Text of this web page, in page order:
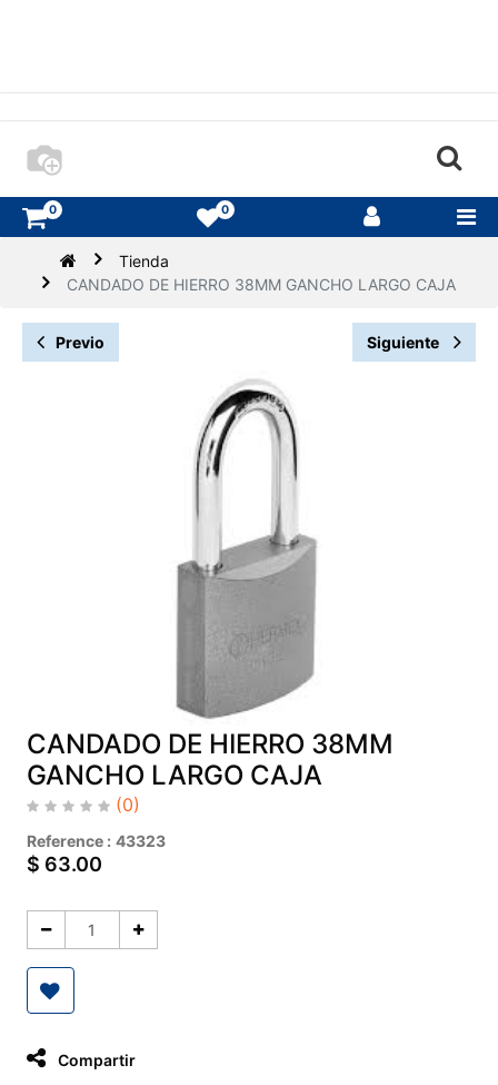
0 0
Tienda
CANDADO DE HIERRO 38MM GANCHO LARGO CAJA
Previo Siguiente
CANDADO DE HIERRO 38MM
GANCHO LARGO CAJA
(0)
Reference : 43323
$ 63.00
Compartir